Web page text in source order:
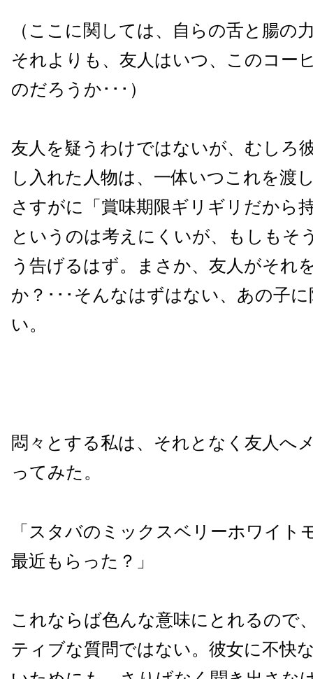
（ここに関しては、自らの舌と腸の
それよりも、友人はいつ、このコー
のだろうか･･･）
友人を疑うわけではないが、むしろ
し入れた人物は、一体いつこれを渡
さすがに「賞味期限ギリギリだから
というのは考えにくいが、もしもそ
う告げるはず。まさか、友人がそれ
か？･･･そんなはずはない、あの子
い。
悶々とする私は、それとなく友人へ
ってみた。
「スタバのミックスベリーホワイト
最近もらった？」
これならば色んな意味にとれるので
ティブな質問ではない。彼女に不快